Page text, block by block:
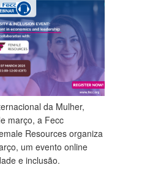
da Mulher,
março, a Fecc
Resources organiza
um evento online
e inclusão.